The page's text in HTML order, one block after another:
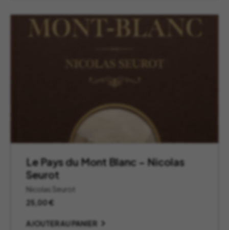
Le Pays du Mont Blanc – Nicolas
Seurot
Nicolas Seurot
25,00€
AJOUTER AU PANIER